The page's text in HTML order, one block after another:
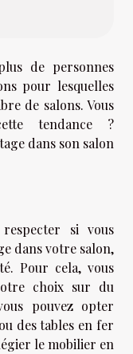
de personnes
pour lesquelles
de salons. Vous
tendance ?
dans son salon
si vous
dans votre salon,
Pour cela, vous
choix sur du
pouvez opter
des tables en fer
le mobilier en